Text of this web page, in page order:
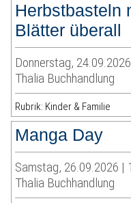
Herbstbasteln
Blätter überall
Donnerstag,
Thalia Buchhandlung
Rubrik: Kinder & Familie
Manga Day
Samstag, 26.09.2026 |
Thalia Buchhandlung